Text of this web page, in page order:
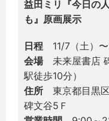
益田ミリ『今日の
も』原画展示
日程 11/7（土）
会場未来屋書店
駅徒歩10分）
住所 東京都目黒
碑文谷5Ｆ